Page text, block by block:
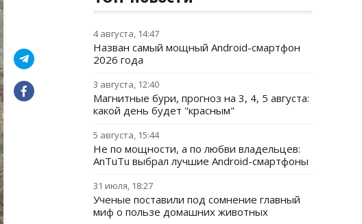
4 августа, 14:47
Назван самый мощный Android-смартфон
2026 года
3 августа, 12:40
Магнитные бури, прогноз на 3, 4, 5 августа:
какой день будет "красным"
5 августа, 15:44
Не по мощности, а по любви владельцев:
AnTuTu выбрал лучшие Android-смартфоны
31 июля, 18:27
Ученые поставили под сомнение главный
миф о пользе домашних животных